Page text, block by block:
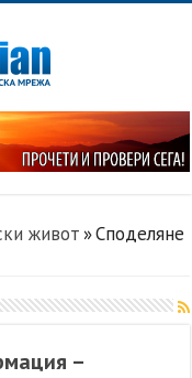
живот»Споделяне
–